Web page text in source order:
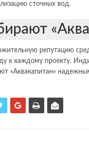
сточных вод.
репутацию
к каждому проекту.
«Аквакапитан»